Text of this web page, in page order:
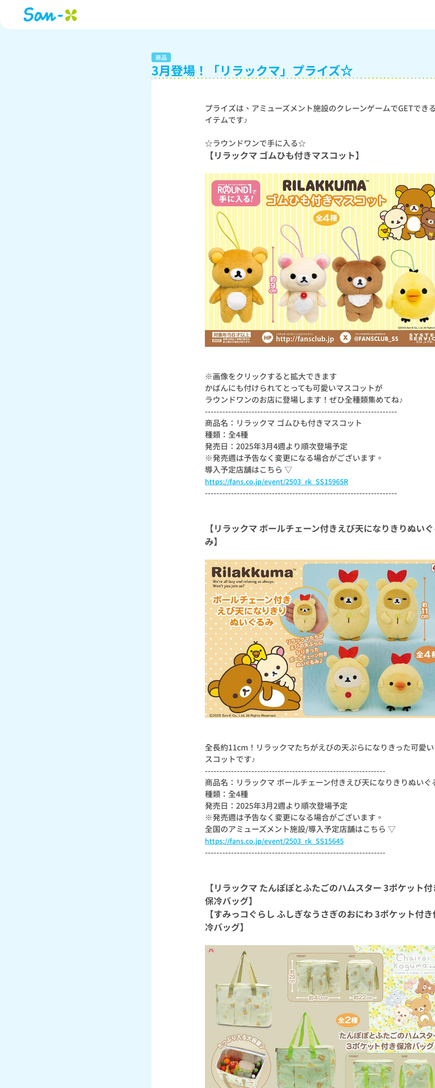
商品
3月登場！「リラックマ」プライズ☆
プライズは、アミューズメント施設のクレーンゲームでGETでき
イテムです♪
☆ラウンドワンで手に入る☆
【リラックマ ゴムひも付きマスコット】
※画像をクリックすると拡大できます
かばんにも付けられてとっても可愛いマスコットが
ラウンドワンのお店に登場します！ぜひ全種類集めてね♪
------------------------------------------------------------------
商品名：リラックマ ゴムひも付きマスコット
種類：全4種
発売日：2025年3月4週より順次登場予定
※発売週は予告なく変更になる場合がございます。
導入予定店舗はこちら ▽
https://fans.co.jp/event/2503_rk_SS15965R
------------------------------------------------------------------
【リラックマ ボールチェーン付きえび天になりきりぬい
み】
全長約11cm！リラックマたちがえびの天ぷらになりきった可愛
スコットです♪
--------------------------------------------------------------
商品名：リラックマ ボールチェーン付きえび天になりきりぬいぐ
種類：全4種
発売日：2025年3月2週より順次登場予定
※発売週は予告なく変更になる場合がございます。
全国のアミューズメント施設/導入予定店舗はこちら ▽
https://fans.co.jp/event/2503_rk_SS15645
--------------------------------------------------------------
【リラックマ たんぽぽとふたごのハムスター 3ポケット
保冷バッグ】
【すみっコぐらし ふしぎなうさぎのおにわ 3ポケット付
冷バッグ】